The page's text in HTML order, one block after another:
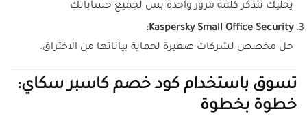
يخليك تتذكر كلمة مرور واحدة بس لجميع حساباتك
Kaspersky Small Office Security:
حل مخصص لشركات صغيرة لحماية بياناتها من الاختراق.
تسوق باستخدام كود خصم كاسبر سكاي:
خطوة بخطوة